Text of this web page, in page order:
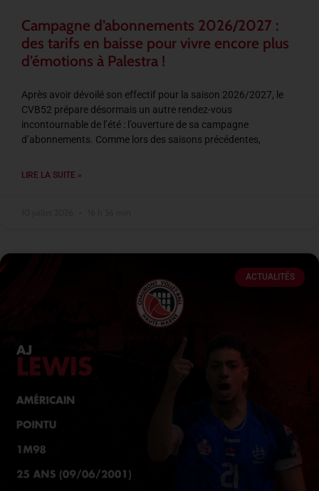
Campagne d’abonnements 2026/2027 :
des tarifs en baisse pour vivre encore plus
d’émotions à Palestra !
Après avoir dévoilé son effectif pour la saison 2026/2027, le
CVB52 prépare désormais un autre rendez-vous
incontournable de l’été : l’ouverture de sa campagne
d’abonnements. Comme lors des saisons précédentes,
LIRE LA SUITE »
ACTUALITÉS